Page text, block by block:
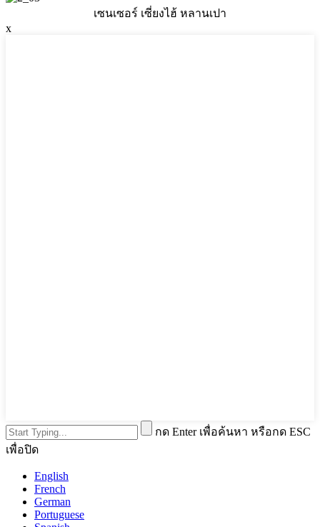
เซนเซอร์ เซี่ยงไฮ้ หลานเปา
x
กด Enter เพื่อค้นหา หรือกด ESC
เพื่อปิด
English
French
German
Portuguese